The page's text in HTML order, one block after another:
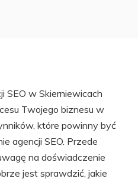
SEO w Skierniewicach
Twojego biznesu w
które powinny być
agencji SEO. Przede
na doświadczenie
jest sprawdzić, jakie